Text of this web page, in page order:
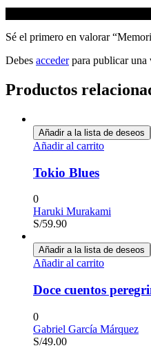
Sé el primero en valorar
Debes accederpara publicar una
Productos
Añadir a la lista de deseos
Añadir al carrito
Tokio Blues
0
Haruki Murakami
S/59.90
Añadir a la lista de deseos
Añadir al carrito
Doce cuentos
0
Gabriel García Márquez
S/49.00